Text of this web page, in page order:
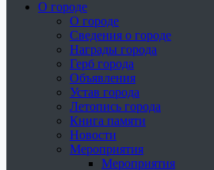
О городе
О городе
Сведения о городе
Награды города
Герб города
Объявления
Устав города
Летопись города
Книга памяти
Новости
Мероприятия
Мероприятия